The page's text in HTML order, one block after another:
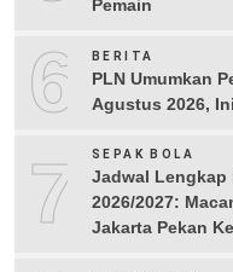
Pemain
6 BERITA
PLN Umumkan
Agustus 2026,
7 SEPAK BOLA
Jadwal Lengkap
2026/2027:
Jakarta Pekan